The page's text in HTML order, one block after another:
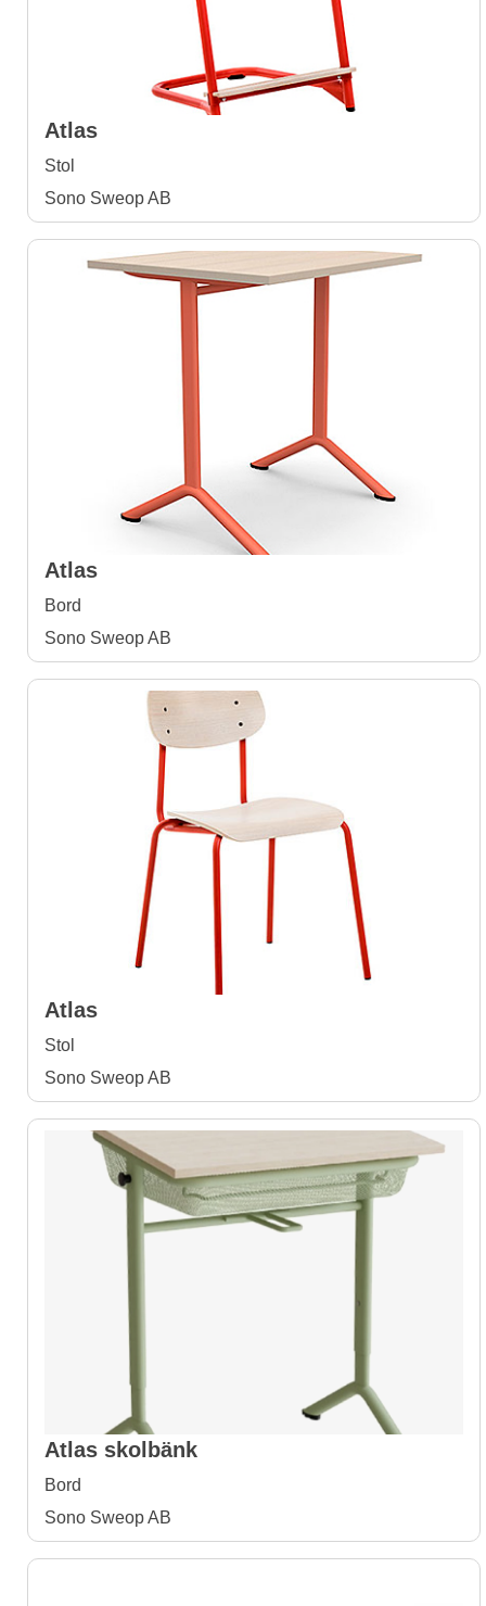
Atlas
Stol
Sono Sweop AB
Atlas
Bord
Sono Sweop AB
Atlas
Stol
Sono Sweop AB
Atlas skolbänk
Bord
Sono Sweop AB